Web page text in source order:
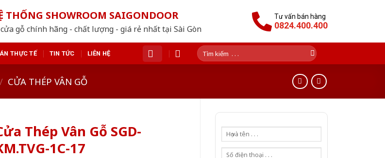
THỐNG SHOWROOM SAIGONDOOR
gỗ chính hãng - chất lượng - giá rẻ nhất tại Sài Gòn
Tư vấn bán hàng
0824.400.400
THỰC TẾ TIN TỨC LIÊN HỆ
Tìm
kiếm:
/ CỬA THÉP VÂN GỖ
Thép Vân Gỗ SGD-
1C-17